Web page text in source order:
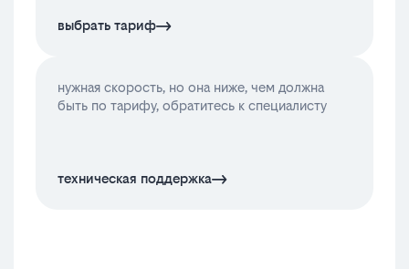
выбрать тариф
нужная скорость, но она ниже, чем должна
быть по тарифу, обратитесь к специалисту
техническая поддержка